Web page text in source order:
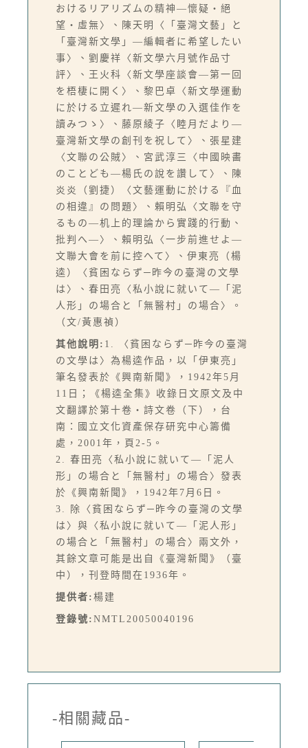
おけるリアリズムの精神—懷疑‧絕
望‧虛無〉、陳天明〈「臺灣文藝」と
「臺灣新文學」—編輯者に希望したい
事〉、劉慶祥〈新文學六月號作品寸
評〉、王火科〈新文學座談會—第一回
を梧棲に開く〉、黎巴卓〈新文學運動
に於ける立遲れ—新文學の入選佳作を
讀みつゝ〉、藤原綾子〈睦月だより—
臺灣新文學の創刊を祝して〉、張星建
〈文聯の公賊〉、宮武淳三〈中國映畵
のことども—楊氏の說を讚して〉、陳
炎炎（劉捷）〈文藝運動に於ける『血
の相違』の問題〉、賴明弘〈文聯を守
るもの—机上的理論から實踐的行動、
批判へ—〉、賴明弘〈一步前進せよ—
文聯大會を前に控へて〉、伊東亮（楊
逵）〈貧困ならず─昨今の臺灣の文學
は〉、春田亮〈私小說に就いて—「泥
人形」の場合と「無醫村」の場合〉。
（文/黃惠禎）
其他說明: 1. 〈貧困ならず─昨今の臺灣
の文學は〉為楊逵作品，以「伊東亮」
筆名發表於《興南新聞》，1942年5月
11日；《楊逵全集》收錄日文原文及中
文翻譯於第十卷‧詩文卷（下），台
南：國立文化資產保存研究中心籌備
處，2001年，頁2-5。
2. 春田亮〈私小說に就いて—「泥人
形」の場合と「無醫村」の場合〉發表
於《興南新聞》，1942年7月6日。
3. 除〈貧困ならず─昨今の臺灣の文學
は〉與〈私小說に就いて—「泥人形」
の場合と「無醫村」の場合〉兩文外，
其餘文章可能是出自《臺灣新聞》（臺
中），刊登時間在1936年。
提供者: 楊建
登錄號: NMTL20050040196
-相關藏品-